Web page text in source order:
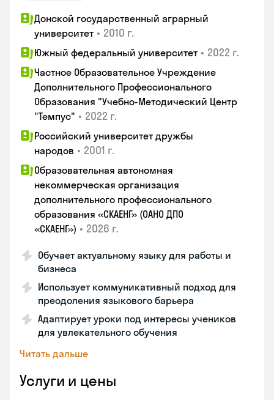
Донской государственный аграрный
университет • 2010 г.
Южный федеральный университет • 2022 г.
Частное Образовательное Учреждение
Дополнительного Профессионального
Образования "Учебно-Методический Центр
"Темпус" • 2022 г.
Российский университет дружбы
народов • 2001 г.
Образовательная автономная
некоммерческая организация
дополнительного профессионального
образования «СКАЕНГ» (ОАНО ДПО
«СКАЕНГ») • 2026 г.
Обучает актуальному языку для работы и
бизнеса
Использует коммуникативный подход для
преодоления языкового барьера
Адаптирует уроки под интересы учеников
для увлекательного обучения
Читать дальше
Услуги и цены